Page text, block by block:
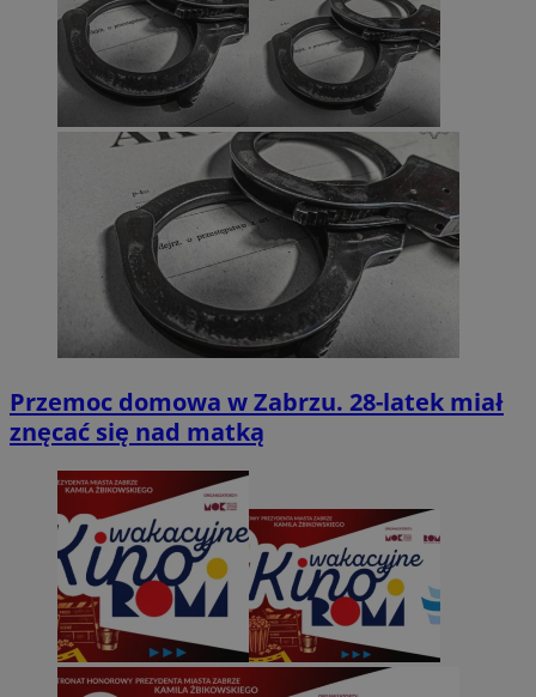
Przemoc domowa w Zabrzu. 28-latek miał
znęcać się nad matką